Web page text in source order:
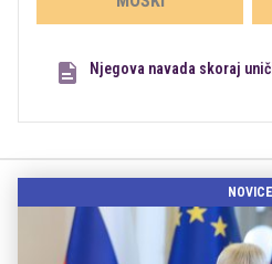
Njegova navada skoraj
NOVICE